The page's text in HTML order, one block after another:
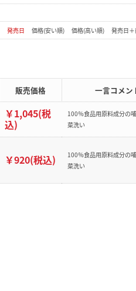
発売日 価格(安い順) 価格(高い順) 発売日
販売価格 一言コメン
￥1,045(税
込)
100％食品用原料成分の
菜洗い
￥920(税込)
100％食品用原料成分の
菜洗い